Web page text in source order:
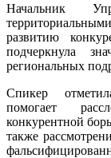
Начальник
развитию
подчеркнула
региональных
Спикер
помогает
конкурентной
также